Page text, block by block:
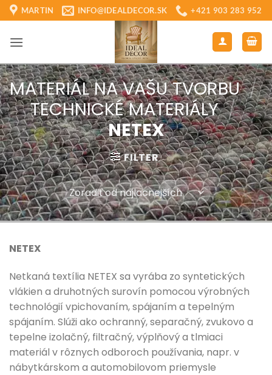
Skip
to
content
MARTIN INFO@IDEALDECOR.SK +421 903 283 952
MATERIÁL NA VAŠU TVORBU /
TECHNICKÉ MATERIÁLY /
NETEX
FILTER
NETEX
Netkaná textília NETEX sa vyrába zo syntetických
vlákien a druhotných surovín pomocou výrobných
technológií vpichovaním, spájaním a tepelným
spájaním. Slúži ako ochranný, separačný, zvukovo a
tepelne izolačný, filtračný, výplňový a tlmiaci
materiál v rôznych odboroch používania, napr. v
nábytkárskom a automobilovom priemysle